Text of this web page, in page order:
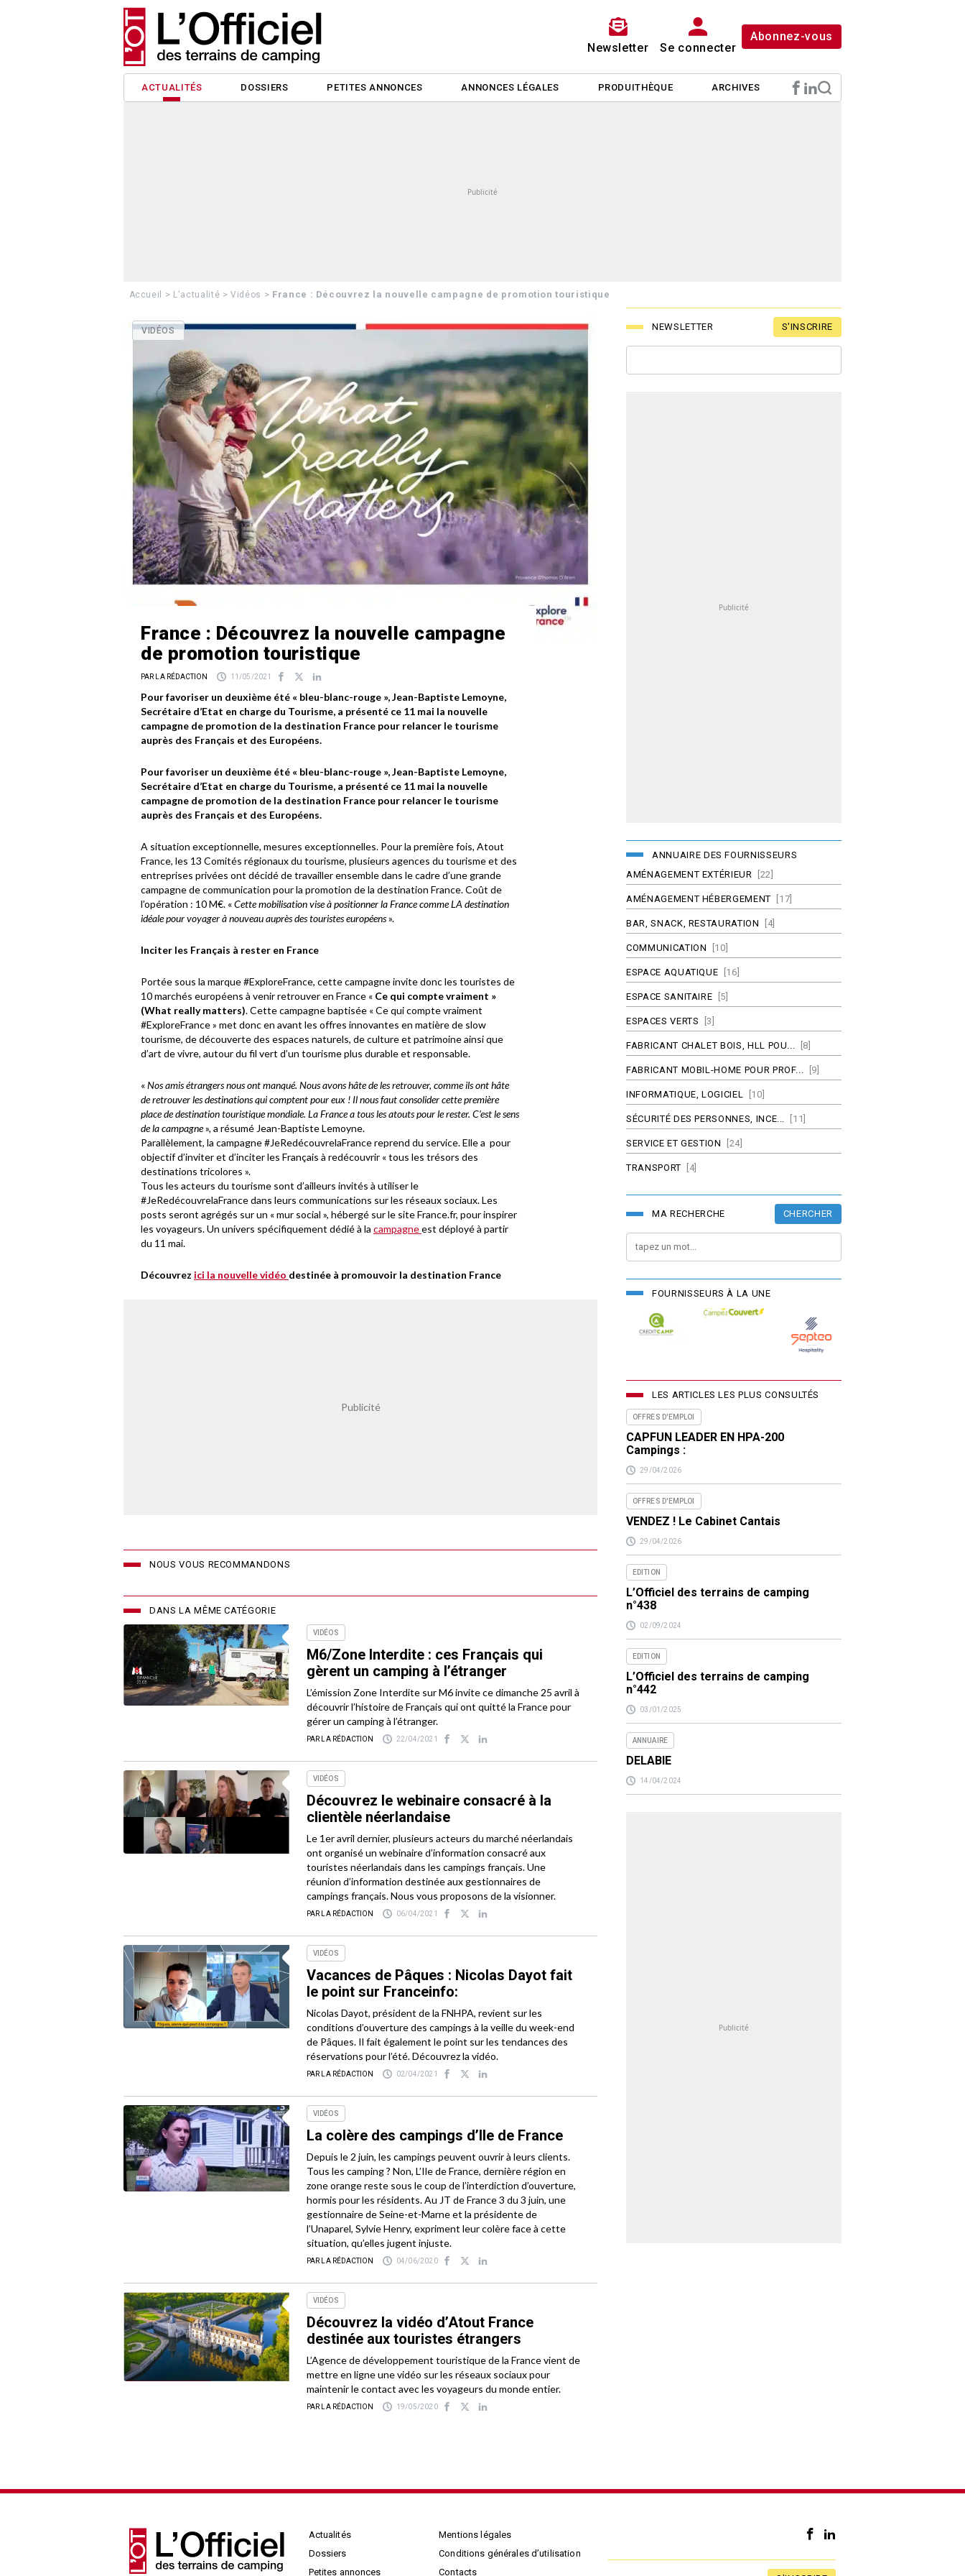
Newsletter Se connecter
Abonnez-vous
ACTUALITÉS DOSSIERS PETITES ANNONCES ANNONCES LÉGALES PRODUITHÈQUE ARCHIVES
Accueil > L'actualité >Vidéos > France : Découvrez la nouvelle campagne de promotion touristique
VIDÉOS
France : Découvrez la nouvelle campagne
de promotion touristique
PAR LA RÉDACTION 11/05/2021
Pour favoriser un deuxième été « bleu-blanc-rouge », Jean-Baptiste Lemoyne,
Secrétaire d’Etat en charge du Tourisme, a présenté ce 11 mai la nouvelle
campagne de promotion de la destination France pour relancer le tourisme
auprès des Français et des Européens.
Pour favoriser un deuxième été « bleu-blanc-rouge », Jean-Baptiste Lemoyne,
Secrétaire d’Etat en charge du Tourisme, a présenté ce 11 mai la nouvelle
campagne de promotion de la destination France pour relancer le tourisme
auprès des Français et des Européens.
A situation exceptionnelle, mesures exceptionnelles. Pour la première fois, Atout
France, les 13 Comités régionaux du tourisme, plusieurs agences du tourisme et des
entreprises privées ont décidé de travailler ensemble dans le cadre d’une grande
campagne de communication pour la promotion de la destination France. Coût de
l’opération : 10 M€. «Cette mobilisation vise à positionner la France comme LA destination
idéale pour voyager à nouveau auprès des touristes européens».
Inciter les Français à rester en France
Portée sous la marque #ExploreFrance, cette campagne invite donc les touristes de
10 marchés européens à venir retrouver en France « Ce qui compte vraiment »
(What really matters). Cette campagne baptisée « Ce qui compte vraiment
#ExploreFrance » met donc en avant les offres innovantes en matière de slow
tourisme, de découverte des espaces naturels, de culture et patrimoine ainsi que
d’art de vivre, autour du fil vert d’un tourisme plus durable et responsable.
«Nos amis étrangers nous ont manqué. Nous avons hâte de les retrouver, comme ils ont hâte
de retrouver les destinations qui comptent pour eux ! Il nous faut consolider cette première
place de destination touristique mondiale. La France a tous les atouts pour le rester. C’est le sens
de la campagne», a résumé Jean-Baptiste Lemoyne.
Parallèlement, la campagne #JeRedécouvrelaFrance reprend du service. Elle a pour
objectif d’inviter et d’inciter les Français à redécouvrir « tous les trésors des
destinations tricolores ».
Tous les acteurs du tourisme sont d’ailleurs invités à utiliser le
#JeRedécouvrelaFrance dans leurs communications sur les réseaux sociaux. Les
posts seront agrégés sur un « mur social », hébergé sur le site France.fr, pour inspirer
les voyageurs. Un univers spécifiquement dédié à la campagneest déployé à partir
du 11 mai.
Découvrez ici la nouvelle vidéo destinée à promouvoir la destination France
NOUS VOUS RECOMMANDONS
DANS LA MÊME CATÉGORIE
VIDÉOS
M6/Zone Interdite : ces Français qui
gèrent un camping à l’étranger
L’émission Zone Interdite sur M6 invite ce dimanche 25 avril à
découvrir l’histoire de Français qui ont quitté la France pour
gérer un camping à l’étranger.
PAR LA RÉDACTION 22/04/2021
VIDÉOS
Découvrez le webinaire consacré à la
clientèle néerlandaise
Le 1er avril dernier, plusieurs acteurs du marché néerlandais
ont organisé un webinaire d’information consacré aux
touristes néerlandais dans les campings français. Une
réunion d’information destinée aux gestionnaires de
campings français. Nous vous proposons de la visionner.
PAR LA RÉDACTION 06/04/2021
VIDÉOS
Vacances de Pâques : Nicolas Dayot fait
le point sur Franceinfo:
Nicolas Dayot, président de la FNHPA, revient sur les
conditions d’ouverture des campings à la veille du week-end
de Pâques. Il fait également le point sur les tendances des
réservations pour l’été. Découvrez la vidéo.
PAR LA RÉDACTION 02/04/2021
VIDÉOS
La colère des campings d’Ile de France
Depuis le 2 juin, les campings peuvent ouvrir à leurs clients.
Tous les camping ? Non, L’Ile de France, dernière région en
zone orange reste sous le coup de l’interdiction d’ouverture,
hormis pour les résidents. Au JT de France 3 du 3 juin, une
gestionnaire de Seine-et-Marne et la présidente de
l’Unaparel, Sylvie Henry, expriment leur colère face à cette
situation, qu’elles jugent injuste.
PAR LA RÉDACTION 04/06/2020
VIDÉOS
Découvrez la vidéo d’Atout France
destinée aux touristes étrangers
L’Agence de développement touristique de la France vient de
mettre en ligne une vidéo sur les réseaux sociaux pour
maintenir le contact avec les voyageurs du monde entier.
PAR LA RÉDACTION 19/05/2020
NEWSLETTER S'INSCRIRE
ANNUAIRE DES FOURNISSEURS
AMÉNAGEMENT EXTÉRIEUR
[22]
AMÉNAGEMENT HÉBERGEMENT [17]
BAR, SNACK, RESTAURATION [4]
COMMUNICATION [10]
ESPACE AQUATIQUE [16]
ESPACE SANITAIRE [5]
ESPACES VERTS [3]
FABRICANT CHALET BOIS, HLL POU... [8]
FABRICANT MOBIL-HOME POUR PROF... [9]
INFORMATIQUE, LOGICIEL [10]
SÉCURITÉ DES PERSONNES, INCE... [11]
SERVICE ET GESTION [24]
TRANSPORT [4]
MA RECHERCHE CHERCHER
FOURNISSEURS À LA UNE
LES ARTICLES LES PLUS CONSULTÉS
OFFRES D'EMPLOI
CAPFUN LEADER EN HPA-200
Campings :
29/04/2026
OFFRES D'EMPLOI
VENDEZ ! Le Cabinet Cantais
29/04/2026
EDITION
L’Officiel des terrains de camping
n°438
02/09/2024
EDITION
L’Officiel des terrains de camping
n°442
03/01/2025
ANNUAIRE
DELABIE
14/04/2024
Actualités
Dossiers
Petites annonces
Mentions légales
Conditions générales d’utilisation
Contacts